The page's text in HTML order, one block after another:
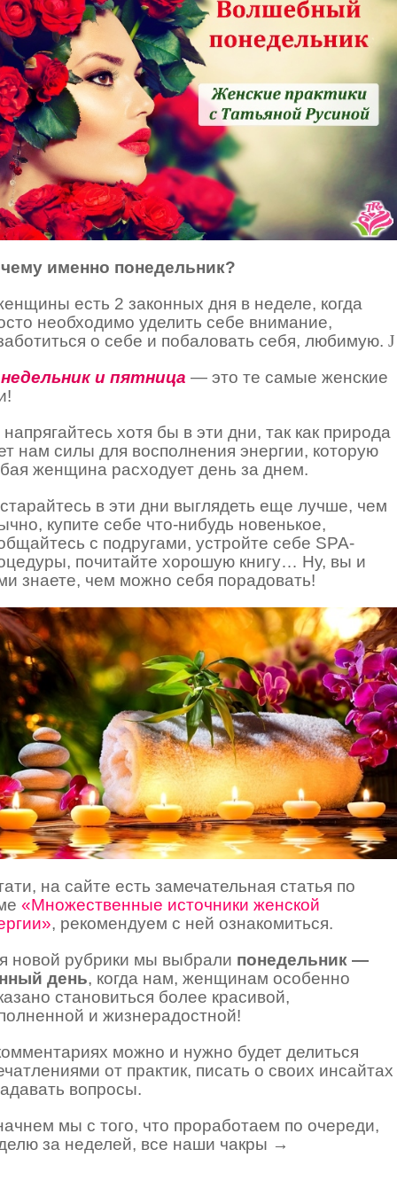
именно понедельник?
есть 2 законных дня в неделе, когда
необходимо уделить себе внимание,
о себе и побаловать себя, любимую. J
и пятница — это те самые женские
хотя бы в эти дни, так как природа
нам силы для восполнения энергии, которую
женщина расходует день за днем.
в эти дни выглядеть еще лучше, чем
купите себе что-нибудь новенькое,
с подругами, устройте себе SPA-
почитайте хорошую книгу… Ну, вы и
знаете, чем можно себя порадовать!
на сайте есть замечательная статья по
«Множественные источники женской
, рекомендуем с ней ознакомиться.
новой рубрики мы выбрали понедельник —
день, когда нам, женщинам особенно
становиться более красивой,
и жизнерадостной!
можно и нужно будет делиться
от практик, писать о своих инсайтах
вопросы.
мы с того, что проработаем по очереди,
за неделей, все наши чакры →